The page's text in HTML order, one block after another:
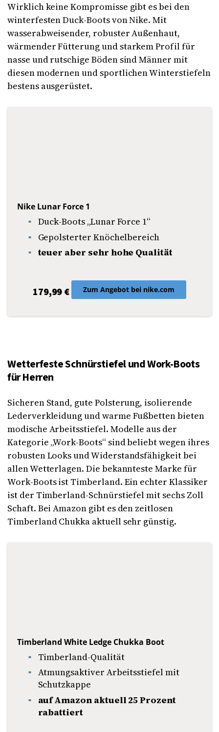
Wirklich keine Kompromisse gibt es bei den
winterfesten Duck-Boots von Nike. Mit
wasserabweisender, robuster Außenhaut,
wärmender Fütterung und starkem Profil für
nasse und rutschige Böden sind Männer mit
diesen modernen und sportlichen Winterstiefeln
bestens ausgerüstet.
Nike Lunar Force 1
Duck-Boots „Lunar Force 1“
Gepolsterter Knöchelbereich
teuer aber sehr hohe Qualität
179,99 € Zum Angebot bei nike.com
Wetterfeste Schnürstiefel und Work-Boots
für Herren
Sicheren Stand, gute Polsterung, isolierende
Lederverkleidung und warme Fußbetten bieten
modische Arbeitsstiefel. Modelle aus der
Kategorie „Work-Boots“ sind beliebt wegen ihres
robusten Looks und Widerstandsfähigkeit bei
allen Wetterlagen. Die bekannteste Marke für
Work-Boots ist Timberland. Ein echter Klassiker
ist der Timberland-Schnürstiefel mit sechs Zoll
Schaft. Bei Amazon gibt es den zeitlosen
Timberland Chukka aktuell sehr günstig.
Timberland White Ledge Chukka Boot
Timberland-Qualität
Atmungsaktiver Arbeitsstiefel mit
Schutzkappe
auf Amazon aktuell 25 Prozent
rabattiert